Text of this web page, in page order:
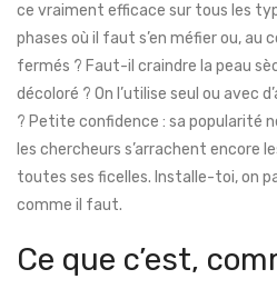
ce vraiment efficace sur tous les
phases où il faut s’en méfier ou, au
fermés ? Faut-il craindre la peau
décoloré ? On l’utilise seul ou avec
? Petite confidence : sa popularité
les chercheurs s’arrachent encore
toutes ses ficelles. Installe-toi, on
comme il faut.
Ce que c’est,